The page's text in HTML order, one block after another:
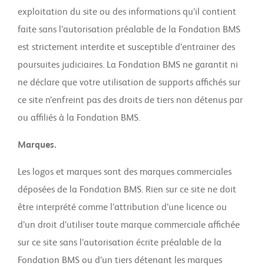
exploitation du site ou des informations qu’il contient
faite sans l’autorisation préalable de la Fondation BMS
est strictement interdite et susceptible d’entrainer des
poursuites judiciaires. La Fondation BMS ne garantit ni
ne déclare que votre utilisation de supports affichés sur
ce site n’enfreint pas des droits de tiers non détenus par
ou affiliés à la Fondation BMS.
Marques.
Les logos et marques sont des marques commerciales
déposées de la Fondation BMS. Rien sur ce site ne doit
être interprété comme l’attribution d’une licence ou
d’un droit d’utiliser toute marque commerciale affichée
sur ce site sans l’autorisation écrite préalable de la
Fondation BMS ou d’un tiers détenant les marques